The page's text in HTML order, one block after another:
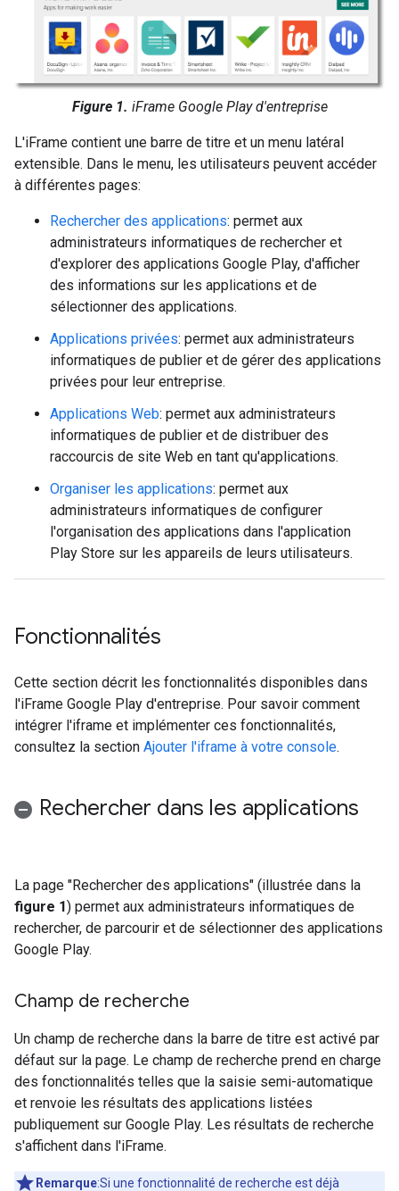
Figure 1. iFrame Google Play d'entreprise
L'iFrame contient une barre de titre et un menu latéral
extensible. Dans le menu, les utilisateurs peuvent accéder
à différentes pages:
Rechercher des applications: permet aux
administrateurs informatiques de rechercher et
d'explorer des applications Google Play, d'afficher
des informations sur les applications et de
sélectionner des applications.
Applications privées: permet aux administrateurs
informatiques de publier et de gérer des applications
privées pour leur entreprise.
Applications Web: permet aux administrateurs
informatiques de publier et de distribuer des
raccourcis de site Web en tant qu'applications.
Organiser les applications: permet aux
administrateurs informatiques de configurer
l'organisation des applications dans l'application
Play Store sur les appareils de leurs utilisateurs.
Fonctionnalités
Cette section décrit les fonctionnalités disponibles dans
l'iFrame Google Play d'entreprise. Pour savoir comment
intégrer l'iframe et implémenter ces fonctionnalités,
consultez la section Ajouter l'iframe à votre console.
Rechercher dans les applications
La page "Rechercher des applications" (illustrée dans la
figure 1) permet aux administrateurs informatiques de
rechercher, de parcourir et de sélectionner des applications
Google Play.
Champ de recherche
Un champ de recherche dans la barre de titre est activé par
défaut sur la page. Le champ de recherche prend en charge
des fonctionnalités telles que la saisie semi-automatique
et renvoie les résultats des applications listées
publiquement sur Google Play. Les résultats de recherche
s'affichent dans l'iFrame.
Remarque:Si une fonctionnalité de recherche est déjà